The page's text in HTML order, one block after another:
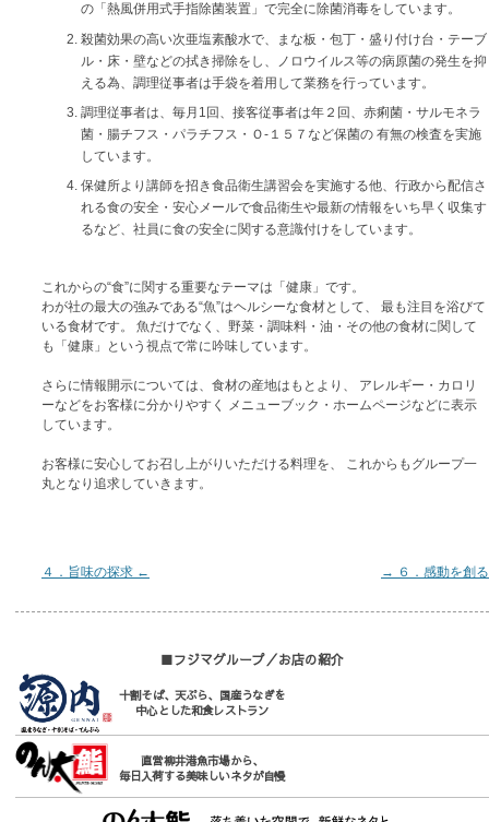
の「熱風併用式手指除菌装置」で完全に除菌消毒をしています。
殺菌効果の高い次亜塩素酸水で、まな板・包丁・盛り付け台・テーブ
ル・床・壁などの拭き掃除をし、ノロウイルス等の病原菌の発生を抑
える為、調理従事者は手袋を着用して業務を行っています。
調理従事者は、毎月1回、接客従事者は年２回、赤痢菌・サルモネラ
菌・腸チフス・パラチフス・Ｏ-１５７など保菌の 有無の検査を実施
しています。
保健所より講師を招き食品衛生講習会を実施する他、行政から配信さ
れる食の安全・安心メールで食品衛生や最新の情報をいち早く収集す
るなど、社員に食の安全に関する意識付けをしています。
これからの“食”に関する重要なテーマは「健康」です。
わが社の最大の強みである“魚”はヘルシーな食材として、 最も注目を浴びて
いる食材です。 魚だけでなく、野菜・調味料・油・その他の食材に関して
も「健康」という視点で常に吟味しています。
さらに情報開示については、食材の産地はもとより、 アレルギー・カロリ
ーなどをお客様に分かりやすく メニューブック・ホームページなどに表示
しています。
お客様に安心してお召し上がりいただける料理を、 これからもグループ一
丸となり追求していきます。
４．旨味の探求 ← → ６．感動を創る
■フジマグループ／お店の紹介
十割そば、天ぷら、国産うなぎを
中心とした和食レストラン
直営柳井港魚市場から、
毎日入荷する美味しいネタが自慢